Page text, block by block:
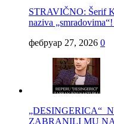
STRAVIČNO: Šerif
naziva
фебруар 27, 2026 0
„DESINGERICA“
ZABRANILI MU